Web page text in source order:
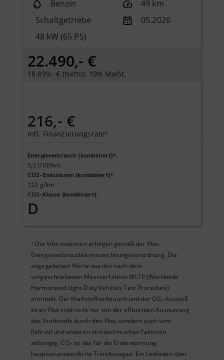
Benzin
49 km
Schaltgetriebe
05.2026
48 kW (65 PS)
22.490,- €
18.899,- € (Netto), 19% MwSt.
216,- €
mtl. Finanzierungsrate²
Energieverbrauch (kombiniert)¹:
5,3 l/100km
CO2-Emissionen (kombiniert)¹:
122 g/km
CO2-Klasse (kombiniert):
D
¹ Die Informationen erfolgen gemäß der Pkw-
Energieverbrauchskennzeichnungsverordnung. Die
angegebenen Werte wurden nach dem
vorgeschriebenen Messverfahren WLTP (Worldwide
Harmonised Light-Duty Vehicles Test Procedure)
ermittelt. Der Kraftstoffverbrauch und der CO₂-Ausstoß
eines Pkw sind nicht nur von der effizienten Ausnutzung
des Kraftstoffs durch den Pkw, sondern auch vom
Fahrstil und anderen nichttechnischen Faktoren
abhängig. CO₂ ist das für die Erderwärmung
hauptverantwortliche Treibhausgas. Ein Leitfaden über